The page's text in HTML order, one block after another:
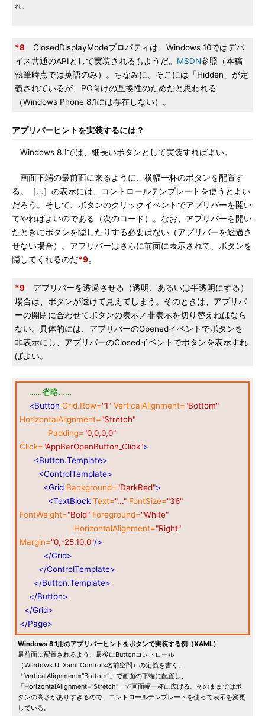
れ。
*8 ClosedDisplayModeプロパティは、Windows 10ではデバ
イス共通のAPIとして実装されるもようだ。 MSDN参照（本稿
執筆時点では英語のみ）。ちなみに、そこには「Hidden」が定
義されているが、PC向けの互換性のためだと思われる
（Windows Phone 8.1には存在しない）。
アプリバーヒントを実装するには？
Windows 8.1では、細長いボタンとして実装すればよい。
画面下端の最前面に来るように、横幅一杯のボタンを配置す
る。［…］の表示には、コントロールテンプレートを使うとよい
だろう。そして、ボタンのクリックイベントでアプリバーを開い
てやればよいのである（次のコード）。なお、アプリバーを開い
たときにボタンを隠したりする必要はない（アプリバーを透過さ
せない場合）。アプリバーはさらに前面に表示されて、ボタンを
隠してくれるのだ*9。
*9 アプリバーを透過させる（透明、あるいは半透明にする）
場合は、ボタンが透けて見えてしまう。そのときは、アプリバ
ーの開閉に合わせてボタンの表示／非表示を切り替えねばなら
ない。具体的には、アプリバーのOpenedイベントでボタンを
非表示にし、アプリバーのClosedイベントでボタンを表示すれ
ばよい。
……省略……
<Button Grid.Row="1" VerticalAlignment="Bottom"
HorizontalAlignment="Stretch"
Padding="0,0,0,0"
Click="AppBarOpenButton_Click">
<Button.Template>
<ControlTemplate>
<Grid Background="DarkRed">
<TextBlock Text="..." FontSize="36"
FontWeight="Bold" Foreground="White"
HorizontalAlignment="Right"
Margin="0,-25,10,0"/>
</Grid>
</ControlTemplate>
</Button.Template>
</Button>
</Grid>
</Page>
Windows 8.1用のアプリバーヒントをボタンで実装する例（XAML）
最前面に配置されるよう、最後にButtonコントロール
（Windows.UI.Xaml.Controls名前空間）の定義を書く。
「VerticalAlignment="Bottom"」で画面の下端に配置し、
「HorizontalAlignment="Stretch"」で画面幅一杯に広げる。そのままではボ
タンの高さがありすぎるので、コントロールテンプレートを使って表示を変更
している。